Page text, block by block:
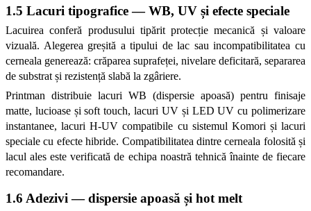
1.5 Lacuri tipografice — WB, UV și efecte speciale
Lacuirea conferă produsului tipărit protecție mecanică și valoare
vizuală. Alegerea greșită a tipului de lac sau incompatibilitatea cu
cerneala generează: crăparea suprafeței, nivelare deficitară, separarea
de substrat și rezistență slabă la zgâriere.
Printman distribuie lacuri WB (dispersie apoasă) pentru finisaje
matte, lucioase și soft touch, lacuri UV și LED UV cu polimerizare
instantanee, lacuri H-UV compatibile cu sistemul Komori și lacuri
speciale cu efecte hibride. Compatibilitatea dintre cerneala folosită și
lacul ales este verificată de echipa noastră tehnică înainte de fiecare
recomandare.
1.6 Adezivi — dispersie apoasă și hot melt